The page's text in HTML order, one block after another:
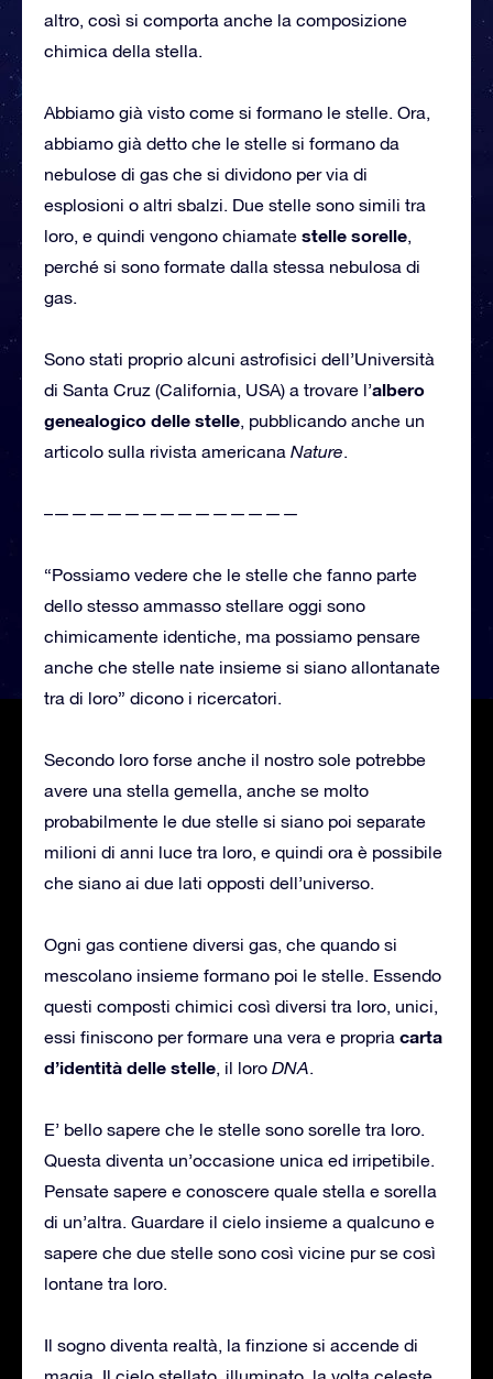
altro, così si comporta anche la composizione
chimica della stella.
Abbiamo già visto come si formano le stelle. Ora,
abbiamo già detto che le stelle si formano da
nebulose di gas che si dividono per via di
esplosioni o altri sbalzi. Due stelle sono simili tra
loro, e quindi vengono chiamate stelle sorelle,
perché si sono formate dalla stessa nebulosa di
gas.
Sono stati proprio alcuni astrofisici dell’Università
di Santa Cruz (California, USA) a trovare l’albero
genealogico delle stelle, pubblicando anche un
articolo sulla rivista americana Nature.
–——————————————
“Possiamo vedere che le stelle che fanno parte
dello stesso ammasso stellare oggi sono
chimicamente identiche, ma possiamo pensare
anche che stelle nate insieme si siano allontanate
tra di loro” dicono i ricercatori.
Secondo loro forse anche il nostro sole potrebbe
avere una stella gemella, anche se molto
probabilmente le due stelle si siano poi separate
milioni di anni luce tra loro, e quindi ora è possibile
che siano ai due lati opposti dell’universo.
Ogni gas contiene diversi gas, che quando si
mescolano insieme formano poi le stelle. Essendo
questi composti chimici così diversi tra loro, unici,
essi finiscono per formare una vera e propria carta
d’identità delle stelle, il loro DNA.
E’ bello sapere che le stelle sono sorelle tra loro.
Questa diventa un’occasione unica ed irripetibile.
Pensate sapere e conoscere quale stella e sorella
di un’altra. Guardare il cielo insieme a qualcuno e
sapere che due stelle sono così vicine pur se così
lontane tra loro.
Il sogno diventa realtà, la finzione si accende di